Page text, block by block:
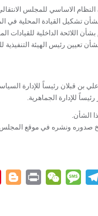
القرار رقم (1) لسنة 2021 م بشأن تعيين رئيس
للإدارة الجماهرية.
Telegram
Message
WeChat
Print